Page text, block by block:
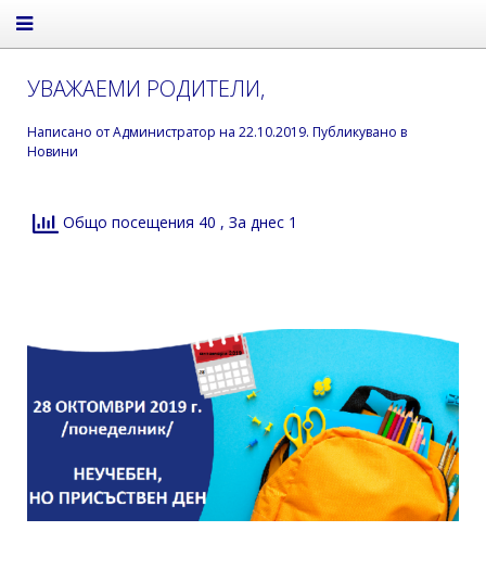
УВАЖАЕМИ РОДИТЕЛИ,
Написано отАдминистратор на 22.10.2019. Публикувано в
Новини
Общо посещения 40 , За днес 1